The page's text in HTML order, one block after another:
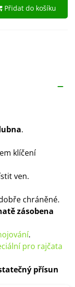
Přidat do košíku
.
klíčení
ven.
chráněné.
zásobena
.
pro rajčata
přísun